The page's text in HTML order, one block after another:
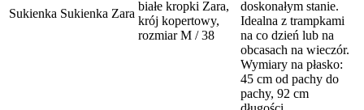
Sukienka Sukienka Zara
białe kropki Zara,
krój kopertowy,
rozmiar M / 38
doskonałym stanie.
Idealna z trampkami
na co dzień lub na
obcasach na wieczór.
Wymiary na płasko:
45 cm od pachy do
pachy, 92 cm